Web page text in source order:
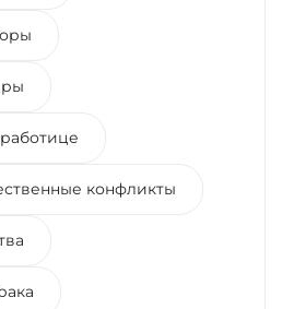
конфликты